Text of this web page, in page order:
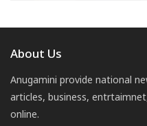
About Us
Anugamini provide national
articles, business,
online.